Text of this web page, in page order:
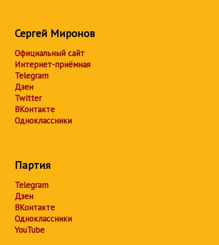
Сергей Миронов
Официальный сайт
Интернет-приёмная
Telegram
Дзен
Twitter
ВКонтакте
Одноклассники
Партия
Telegram
Дзен
ВКонтакте
Одноклассники
YouTube